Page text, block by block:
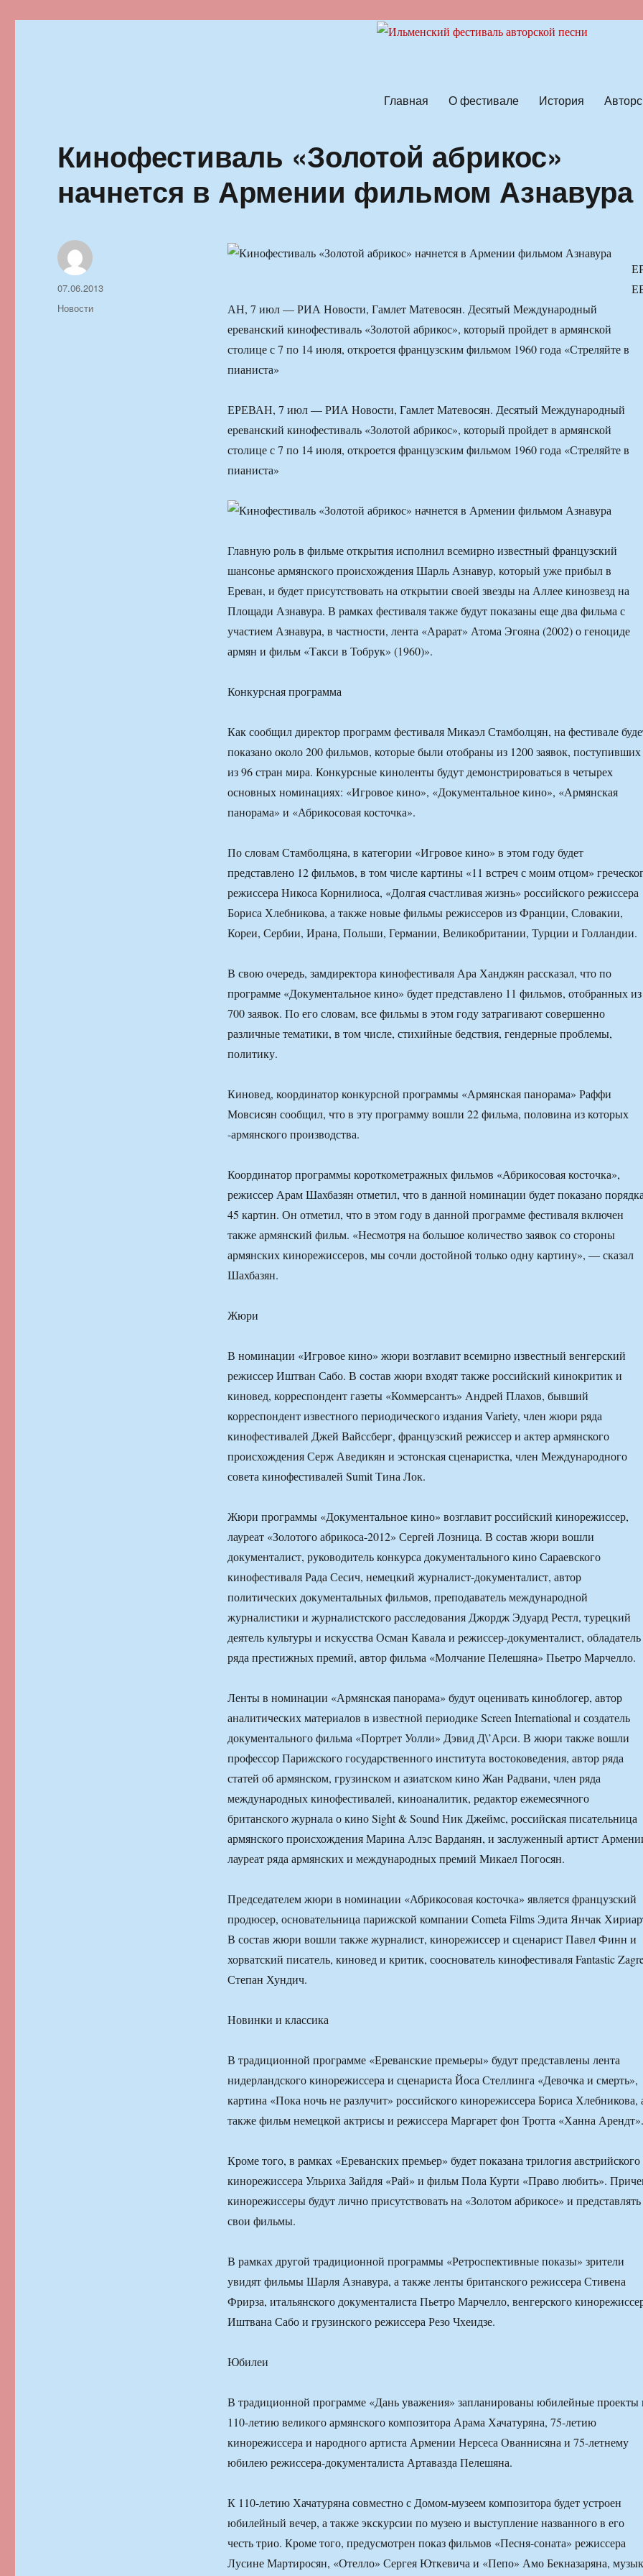
Главная О фестивале История
Кинофестиваль «Золотой абрикос»
начнется в Армении фильмом Азнавура
АН, 7 июл — РИА Новости, Гамлет Матевосян. Десятый Международный
ереванский кинофестиваль «Золотой абрикос», который пройдет в армянской
столице с 7 по 14 июля, откроется французским фильмом 1960 года «Стреляйте в
пианиста»
ЕРЕВАН, 7 июл — РИА Новости, Гамлет Матевосян. Десятый Международный
ереванский кинофестиваль «Золотой абрикос», который пройдет в армянской
столице с 7 по 14 июля, откроется французским фильмом 1960 года «Стреляйте в
пианиста»
Главную роль в фильме открытия исполнил всемирно известный французский
шансонье армянского происхождения Шарль Азнавур, который уже прибыл в
Ереван, и будет присутствовать на открытии своей звезды на Аллее кинозвезд на
Площади Азнавура. В рамках фестиваля также будут показаны еще два фильма с
участием Азнавура, в частности, лента «Арарат» Атома Эгояна (2002) о геноциде
армян и фильм «Такси в Тобрук» (1960)».
Конкурсная программа
Как сообщил директор программ фестиваля Микаэл Стамболцян, на фестивале
показано около 200 фильмов, которые были отобраны из 1200 заявок, поступивших
из 96 стран мира. Конкурсные киноленты будут демонстрироваться в четырех
основных номинациях: «Игровое кино», «Документальное кино», «Армянская
панорама» и «Абрикосовая косточка».
По словам Стамболцяна, в категории «Игровое кино» в этом году будет
представлено 12 фильмов, в том числе картины «11 встреч с моим отцом»
режиссера Никоса Корнилиоса, «Долгая счастливая жизнь» российского режиссера
Бориса Хлебникова, а также новые фильмы режиссеров из Франции, Словакии,
Кореи, Сербии, Ирана, Польши, Германии, Великобритании, Турции и Голландии.
В свою очередь, замдиректора кинофестиваля Ара Ханджян рассказал, что по
программе «Документальное кино» будет представлено 11 фильмов, отобранных из
700 заявок. По его словам, все фильмы в этом году затрагивают совершенно
различные тематики, в том числе, стихийные бедствия, гендерные проблемы,
политику.
Киновед, координатор конкурсной программы «Армянская панорама» Раффи
Мовсисян сообщил, что в эту программу вошли 22 фильма, половина из которых
-армянского производства.
Координатор программы короткометражных фильмов «Абрикосовая косточка»,
режиссер Арам Шахбазян отметил, что в данной номинации будет показано
45 картин. Он отметил, что в этом году в данной программе фестиваля включен
также армянский фильм. «Несмотря на большое количество заявок со стороны
армянских кинорежиссеров, мы сочли достойной только одну картину», — сказал
Шахбазян.
Жюри
В номинации «Игровое кино» жюри возглавит всемирно известный венгерский
режиссер Иштван Сабо. В состав жюри входят также российский кинокритик и
киновед, корреспондент газеты «Коммерсантъ» Андрей Плахов, бывший
корреспондент известного периодического издания Variety, член жюри ряда
кинофестивалей Джей Вайссберг, французский режиссер и актер армянского
происхождения Серж Аведикян и эстонская сценаристка, член Международного
совета кинофестивалей Sumit Тина Лок.
Жюри программы «Документальное кино» возглавит российский кинорежиссер,
лауреат «Золотого абрикоса-2012» Сергей Лозница. В состав жюри вошли
документалист, руководитель конкурса документального кино Сараевского
кинофестиваля Рада Сесич, немецкий журналист-документалист, автор
политических документальных фильмов, преподаватель международной
журналистики и журналистского расследования Джордж Эдуард Рестл, турецкий
деятель культуры и искусства Осман Кавала и режиссер-документалист, обладатель
ряда престижных премий, автор фильма «Молчание Пелешяна» Пьетро Марчелло.
Ленты в номинации «Армянская панорама» будут оценивать киноблогер, автор
аналитических материалов в известной периодике Screen International и создатель
документального фильма «Портрет Уолли» Дэвид Д\’Арси. В жюри также вошли
профессор Парижского государственного института востоковедения, автор ряда
статей об армянском, грузинском и азиатском кино Жан Радвани, член ряда
международных кинофестивалей, киноаналитик, редактор ежемесячного
британского журнала о кино Sight & Sound Ник Джеймс, российская писательница
армянского происхождения Марина Алэс Варданян, и заслуженный артист
лауреат ряда армянских и международных премий Микаел Погосян.
Председателем жюри в номинации «Абрикосовая косточка» является французский
продюсер, основательница парижской компании Cometa Films Эдита Янчак
В состав жюри вошли также журналист, кинорежиссер и сценарист Павел Финн и
хорватский писатель, киновед и критик, сооснователь кинофестиваля Fantastic
Степан Хундич.
Новинки и классика
В традиционной программе «Ереванские премьеры» будут представлены лента
нидерландского кинорежиссера и сценариста Йоса Стеллинга «Девочка и смерть»,
картина «Пока ночь не разлучит» российского кинорежиссера Бориса Хлебникова,
также фильм немецкой актрисы и режиссера Маргарет фон Тротта «Ханна Арендт».
Кроме того, в рамках «Ереванских премьер» будет показана трилогия австрийского
кинорежиссера Ульриха Зайдля «Рай» и фильм Пола Курти «Право любить».
кинорежиссеры будут лично присутствовать на «Золотом абрикосе» и представлять
свои фильмы.
В рамках другой традиционной программы «Ретроспективные показы» зрители
увидят фильмы Шарля Азнавура, а также ленты британского режиссера Стивена
Фрирза, итальянского документалиста Пьетро Марчелло, венгерского
Иштвана Сабо и грузинского режиссера Резо Чхеидзе.
Юбилеи
В традиционной программе «Дань уважения» запланированы юбилейные проекты
110-летию великого армянского композитора Арама Хачатуряна, 75-летию
кинорежиссера и народного артиста Армении Нерсеса Ованнисяна и 75-летнему
юбилею режиссера-документалиста Артавазда Пелешяна.
К 110-летию Хачатуряна совместно с Домом-музеем композитора будет устроен
юбилейный вечер, а также экскурсии по музею и выступление названного в его
честь трио. Кроме того, предусмотрен показ фильмов «Песня-соната» режиссера
Лусине Мартиросян, «Отелло» Сергея Юткевича и «Пепо» Амо Бекназаряна,
Автор
Опубликовано
07.06.2013
Рубрики
Новости